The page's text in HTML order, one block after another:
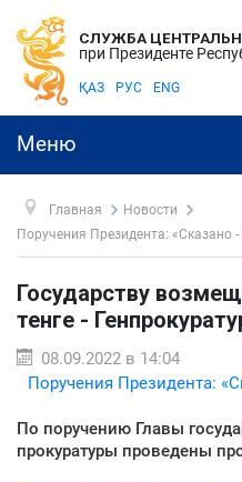
СЛУЖБА
при Президенте
ҚАЗ РУС ENG
Меню
Главная
Новости
Поручения Президента: «Сказано
Государству
тенге -
08.09.2022 в 14:04
Поручения Президента:
По поручению Главы
прокуратуры проведены